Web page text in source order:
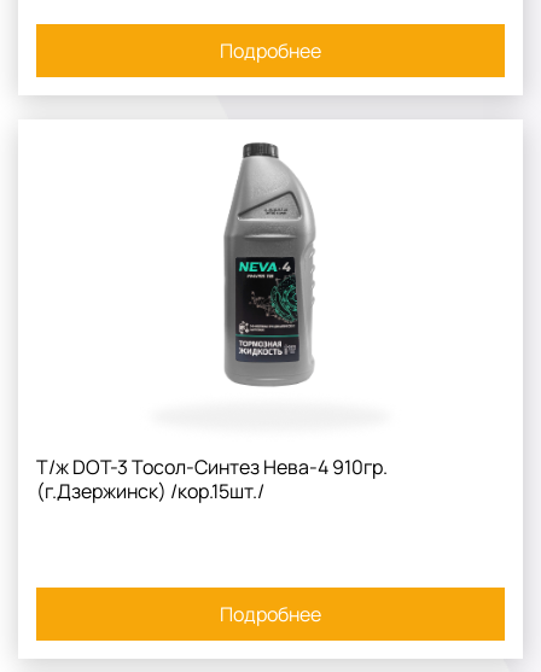
Подробнее
Т/ж DOT-3 Тосол-Синтез Нева-4 910гр.
(г.Дзержинск) /кор.15шт./
Подробнее